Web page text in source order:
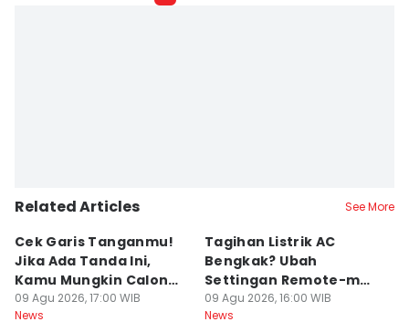
Related Articles See More
Cek Garis Tanganmu!
Jika Ada Tanda Ini,
Kamu Mungkin Calon
Orang Sukses
09 Agu 2026, 17:00 WIB
News
Tagihan Listrik AC
Bengkak? Ubah
Settingan Remote-mu
ke Mode Ini Mulai Nanti
Malam
09 Agu 2026, 16:00 WIB
News